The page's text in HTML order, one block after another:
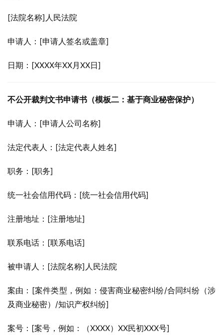
[法院名称]人民法院
申请人：[申请人签名或盖章]
日期：[XXXX年XX月XX日]
不公开裁判文书申请书（模板二：基于商业秘密保护）
申请人：[申请人公司名称]
法定代表人：[法定代表人姓名]
职务：[职务]
统一社会信用代码：[统一社会信用代码]
注册地址：[注册地址]
联系电话：[联系电话]
被申请人：[法院名称]人民法院
案由：[案件类型，例如：侵害商业秘密纠纷/合同纠纷（涉
及商业秘密）/知识产权纠纷]
案号：[案号，例如：（XXXX）XX民初XXX号]